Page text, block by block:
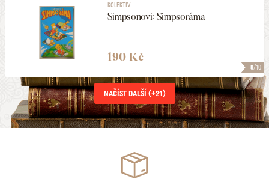
8/10
KOLEKTIV
Simpsonovi: Simpsoráma
190 Kč
NAČÍST DALŠÍ (+21)